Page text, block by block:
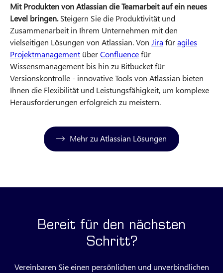
Mit Produkten von Atlassian die Teamarbeit auf ein neues
Level bringen.Steigern Sie die Produktivität und
Zusammenarbeit in Ihrem Unternehmen mit den
vielseitigen Lösungen von Atlassian. Von Jira füragiles
Projektmanagement überConfluencefür
Wissensmanagement bis hin zu Bitbucket für
Versionskontrolle - innovative Tools von Atlassian bieten
Ihnen die Flexibilität und Leistungsfähigkeit, um komplexe
Herausforderungen erfolgreich zu meistern.
Mehr zu Atlassian Lösungen
Bereit für den nächsten
Schritt?
Vereinbaren Sie einen persönlichen und unverbindlichen